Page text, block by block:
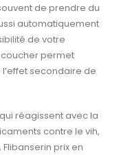
de prendre du
automatiquement
de votre
permet
secondaire de
réagissent avec la
contre le vih,
prix en